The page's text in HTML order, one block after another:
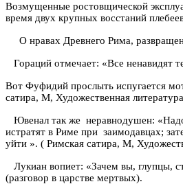
Возмущенные ростовщической
время двух крупных восстаний
О нравах Древнего Рима,
Гораций отмечает: «Все ненавидят
Вот Фуфидий прослыть испугается
сатира, М, Художественная
Ювенал так же неравнодушен:
истратят в Риме при заимодавцах;
уйти ». ( Римская сатира, М,
Лукиан вопиет: «Зачем вы, глупцы,
(разговор в царстве мертвых).